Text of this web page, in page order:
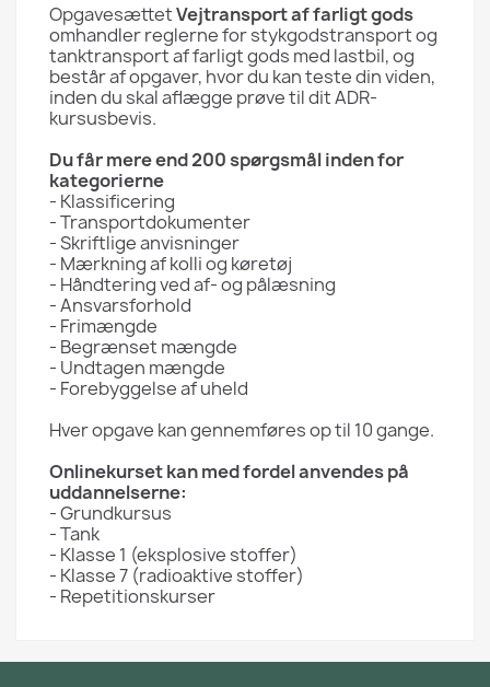
OpgavesættetVejtransport af farligt gods
omhandler reglerne for stykgodstransport og
tanktransport af farligt gods med lastbil, og
består af opgaver, hvor du kan teste din viden,
inden du skal aflægge prøve til dit ADR-
kursusbevis.
Du får mere end 200 spørgsmål inden for
kategorierne
- Klassificering
- Transportdokumenter
- Skriftlige anvisninger
- Mærkning af kolli og køretøj
- Håndtering ved af- og pålæsning
- Ansvarsforhold
- Frimængde
- Begrænset mængde
- Undtagen mængde
- Forebyggelse af uheld
Hver opgave kan gennemføres op til 10 gange.
Onlinekurset kan med fordel anvendes på
uddannelserne:
- Grundkursus
- Tank
- Klasse 1 (eksplosive stoffer)
- Klasse 7 (radioaktive stoffer)
- Repetitionskurser